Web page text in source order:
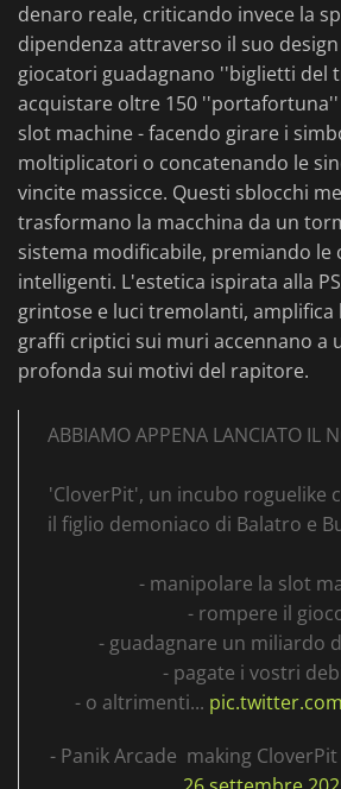
denaro reale, criticando invece la
dipendenza attraverso il suo
giocatori guadagnano ''biglietti del
acquistare oltre 150
slot machine - facendo girare i
moltiplicatori o concatenando le
vincite massicce. Questi sblocchi
trasformano la macchina da un
sistema modificabile, premiando le
intelligenti. L'estetica ispirata alla
grintose e luci tremolanti,
graffi criptici sui muri accennano a
profonda sui motivi del rapitore.
ABBIAMO APPENA LANCIATO IL
'CloverPit', un incubo roguelike
il figlio demoniaco di Balatro e
- manipolare la slot
- rompere il
- guadagnare un miliardo
- pagate i vostri
- o altrimenti...
- Panik Arcade ️ making